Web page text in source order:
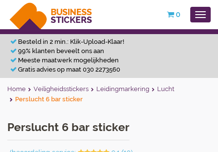
0
Besteld in 2 min.: Klik-Upload-Klaar!
99% klanten beveelt ons aan
Meeste maatwerk mogelijkheden
Gratis advies op maat 030 2273560
Home Veiligheidsstickers Leidingmarkering
Lucht
Perslucht 6 bar sticker
Perslucht 6 bar sticker